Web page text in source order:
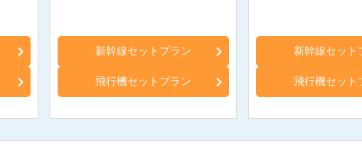
新幹線セットプラン
飛行機セットプラン
新幹線セット
飛行機セット